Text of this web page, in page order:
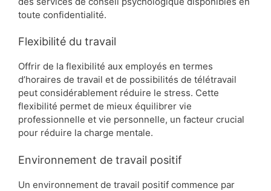
toute confidentialité.
Flexibilité du travail
Offrir de la flexibilité aux employés en termes
d’horaires de travail et de possibilités de télétravail
peut considérablement réduire le stress. Cette
flexibilité permet de mieux équilibrer vie
professionnelle et vie personnelle, un facteur crucial
pour réduire la charge mentale.
Environnement de travail positif
Un environnement de travail positif commence par